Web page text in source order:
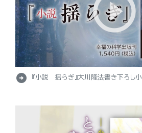
arrow_circle_right 『小説 揺らぎ』大川隆法書き下ろし